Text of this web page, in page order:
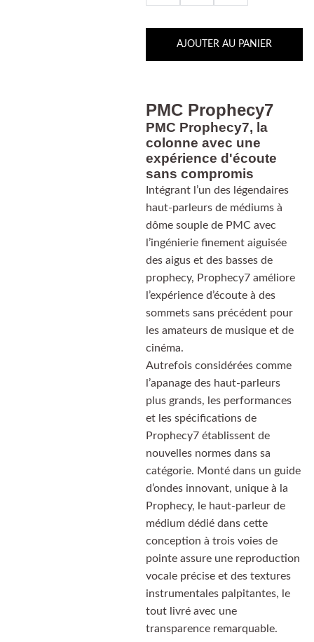
AJOUTER AU PANIER
PMC Prophecy7
PMC Prophecy7, la
colonne avec une
expérience d'écoute
sans compromis
Intégrant l’un des légendaires
haut-parleurs de médiums à
dôme souple de PMC avec
l’ingénierie finement aiguisée
des aigus et des basses de
prophecy, Prophecy7 améliore
l’expérience d’écoute à des
sommets sans précédent pour
les amateurs de musique et de
cinéma.
Autrefois considérées comme
l’apanage des haut-parleurs
plus grands, les performances
et les spécifications de
Prophecy7 établissent de
nouvelles normes dans sa
catégorie. Monté dans un guide
d’ondes innovant, unique à la
Prophecy, le haut-parleur de
médium dédié dans cette
conception à trois voies de
pointe assure une reproduction
vocale précise et des textures
instrumentales palpitantes, le
tout livré avec une
transparence remarquable.